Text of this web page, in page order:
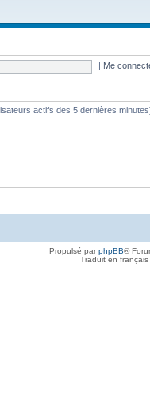
Me
actifs des 5 dernières
Propulsé parphpBB®
Traduit en